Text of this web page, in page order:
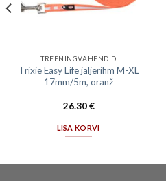
TREENINGVAHENDID
Trixie Easy Life jäljerihm M-XL
17mm/5m, oranž
26.30€
LISA KORVI